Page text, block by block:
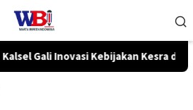
Jakarta DPRD Kalsel Kawal